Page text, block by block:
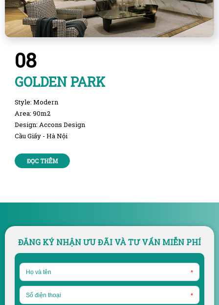
08
GOLDEN PARK
Style: Modern
Area: 90m2
Design: Accons Design
Cầu Giấy - Hà Nội
ĐỌC THÊM
ĐĂNG KÝ NHẬN ƯU ĐÃI VÀ TƯ VẤN MIỄN PHÍ
*
*